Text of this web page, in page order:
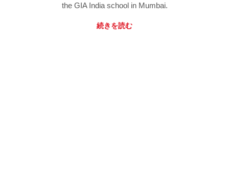
the GIA India school in Mumbai.
続きを読む